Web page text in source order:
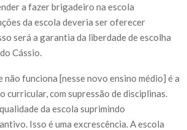
a fazer brigadeiro na escola
da escola deveria ser oferecer
será a garantia da liberdade de escolha
Cássio.
não funciona [nesse novo ensino médio] é a
curricular, com supressão de disciplinas.
da escola suprimindo
Isso é uma excrescência. A escola